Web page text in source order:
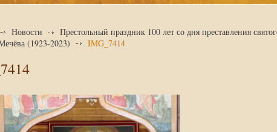
Новости
Престольный праздник 100 лет со дня преставления
(1923-2023)
IMG_7414